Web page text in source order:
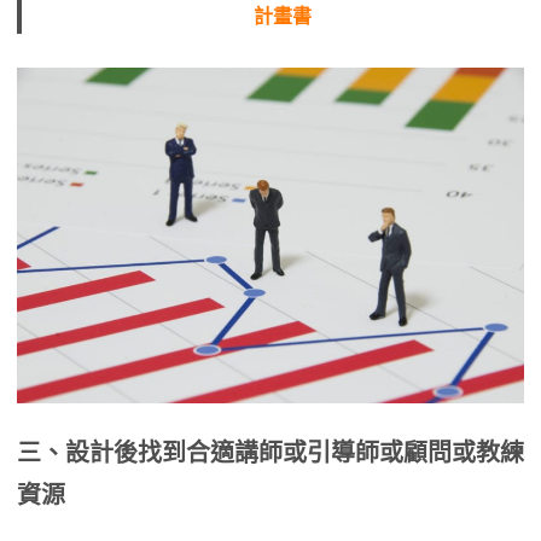
計畫書
三、設計後找到合適講師或引導師或顧問或教練
資源